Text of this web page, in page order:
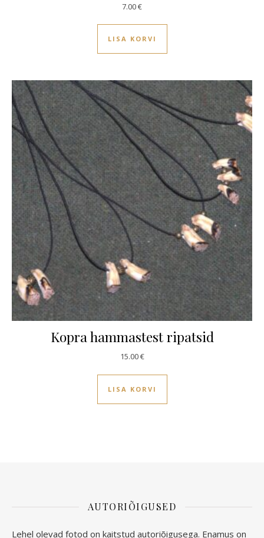
7.00€
LISA KORVI
Kopra hammastest ripatsid
15.00€
LISA KORVI
AUTORIÕIGUSED
Lehel olevad fotod on kaitstud autoriõigusega. Enamus on